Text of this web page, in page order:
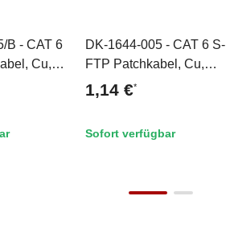
B - CAT 6
Cu,
0,25 m,
Top
DK-1644-005 - CAT 6 S-
FTP Patchkabel, Cu,
LSZH AWG 27/7, 0,5 m,
Grau
1,14 €*
Sofort verfügbar